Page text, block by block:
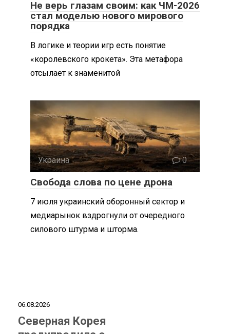
Не верь глазам своим: как ЧМ-2026
стал моделью нового мирового
порядка
В логике и теории игр есть понятие
«королевского крокета». Эта метафора
отсылает к знаменитой
Украина 0
Свобода слова по цене дрона
7 июля украинский оборонный сектор и
медиарынок вздрогнули от очередного
силового штурма и шторма.
06.08.2026
Северная Корея